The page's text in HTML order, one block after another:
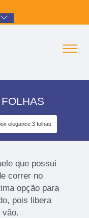
elegance 3 folhas
que possui
correr no
opção para
pois libera
vão.